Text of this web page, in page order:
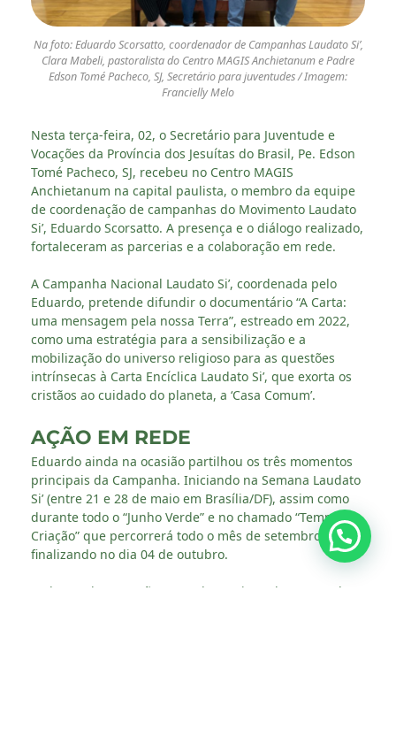
Na foto: Eduardo Scorsatto, coordenador de Campanhas Laudato Si’,
Clara Mabeli, pastoralista do Centro MAGIS Anchietanum e Padre
Edson Tomé Pacheco, SJ, Secretário para juventudes / Imagem:
Francielly Melo
Nesta terça-feira, 02, o Secretário para Juventude e
Vocações da Província dos Jesuítas do Brasil, Pe. Edson
Tomé Pacheco, SJ, recebeu no Centro MAGIS
Anchietanum na capital paulista, o membro da equipe
de coordenação de campanhas do Movimento Laudato
Si’, Eduardo Scorsatto. A presença e o diálogo realizado,
fortaleceram as parcerias e a colaboração em rede.
A Campanha Nacional Laudato Si’, coordenada pelo
Eduardo, pretende difundir o documentário “A Carta:
uma mensagem pela nossa Terra”, estreado em 2022,
como uma estratégia para a sensibilização e a
mobilização do universo religioso para as questões
intrínsecas à Carta Encíclica Laudato Si’, que exorta os
cristãos ao cuidado do planeta, a ‘Casa Comum’.
AÇÃO EM REDE
Eduardo ainda na ocasião partilhou os três momentos
principais da Campanha. Iniciando na Semana Laudato
Si’ (entre 21 e 28 de maio em Brasília/DF), assim como
durante todo o “Junho Verde” e no chamado “Tempo da
Criação” que percorrerá todo o mês de setembro,
finalizando no dia 04 de outubro.
Ao longo dessas ações, a Rede Inaciana de Juventude